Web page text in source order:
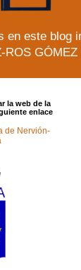
en este blog
ROS
la web de la
enlace
de Nervión-